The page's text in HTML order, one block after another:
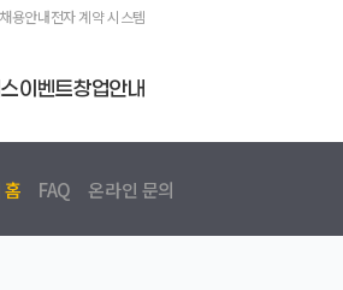
채용안내전자 계약 시스템
이벤트창업안내
홈 FAQ 온라인 문의